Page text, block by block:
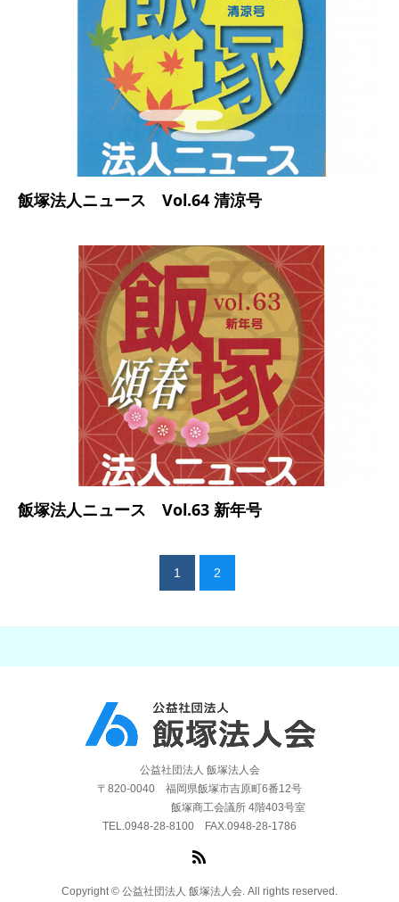
飯塚法人ニュース Vol.64 清涼号
飯塚法人ニュース Vol.63 新年号
1 2
公益社団法人 飯塚法人会
〒820-0040 福岡県飯塚市吉原町6番12号
飯塚商工会議所 4階403号室
TEL.0948-28-8100 FAX.0948-28-1786
Copyright © 公益社団法人 飯塚法人会. All rights reserved.